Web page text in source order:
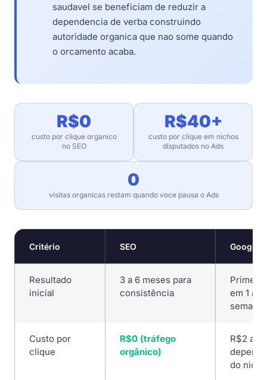
saudavel se beneficiam de reduzir a
dependencia de verba construindo
autoridade organica que nao some quando
o orcamento acaba.
R$0
custo por clique organico
no SEO
R$40+
custo por clique em nichos
disputados no Ads
0
visitas organicas restam quando voce pausa o Ads
Critério SEO Google
Resultado
inicial
3 a 6 meses para
consistência
em 1 a 2
semanas
Custo por
clique
R$0 (tráfego
orgânico)
R$2 a
do nicho